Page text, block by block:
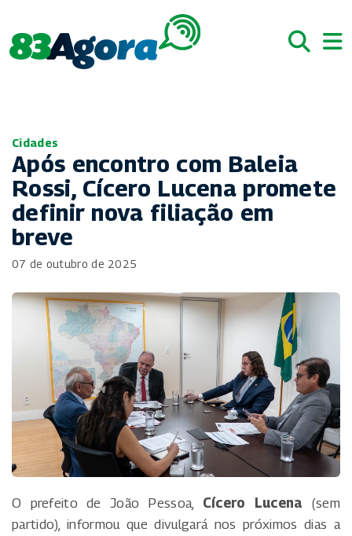
Cidades
Após encontro com Baleia
Rossi, Cícero Lucena promete
definir nova filiação em
breve
07 de outubro de 2025
O prefeito de João Pessoa, Cícero Lucena (sem
partido), informou que divulgará nos próximos dias a